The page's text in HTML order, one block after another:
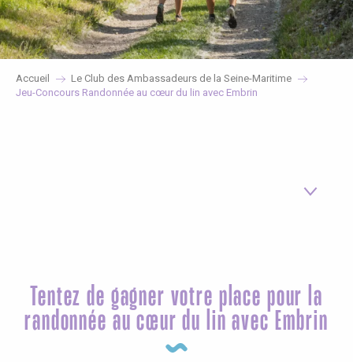
Accueil
Le Club des Ambassadeurs de la Seine-Maritime
Jeu-Concours Randonnée au cœur du lin avec Embrin
Tentez de gagner votre place pour la
randonnée au cœur du lin avec Embrin